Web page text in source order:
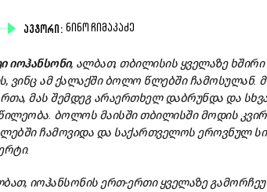
ᲐᲕᲢᲝᲠᲘ: ᲜᲘᲜᲝ ᲩᲘᲛᲐᲙᲐᲫᲔ
იოჰანსონი, ალბათ, თბილისის ყველაზე ხშირი
ვინც ამქალაქშიბოლო წლებშიჩამოსულან.
მას შემდეგ არაერთხელდაბრუნდა და
ბოლოს მაისშითბილისშიმოდის
ჩამოვიდა და საქართველოს ეროვნულ
იოჰანსონის ერთ-ერთიყველაზე